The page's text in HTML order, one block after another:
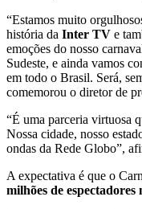
“Estamos muito
história da Inter TV e
emoções do nosso
Sudeste, e ainda vamos
em todo o Brasil. Será,
comemorou o diretor de
“É uma parceria virtuosa
Nossa cidade, nosso
ondas da Rede Globo”,
A expectativa é que o
milhões de espectadores